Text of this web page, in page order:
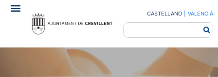
CASTELLANO VALENCIÀ